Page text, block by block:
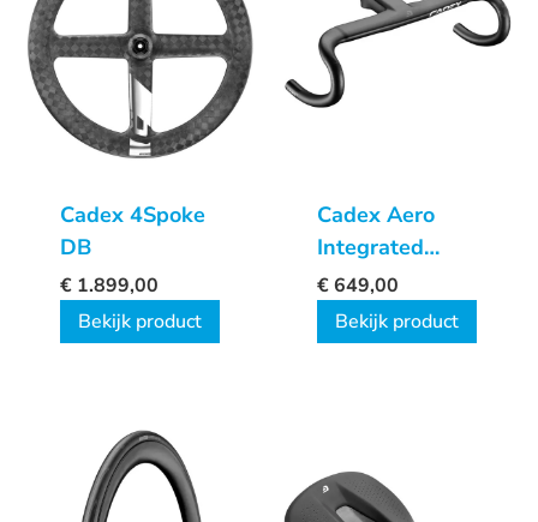
Cadex 4Spoke
DB
€ 1.899,00
Bekijk product
Cadex Aero
Integrated
Road
Handlebar
€649,00
Bekijk product